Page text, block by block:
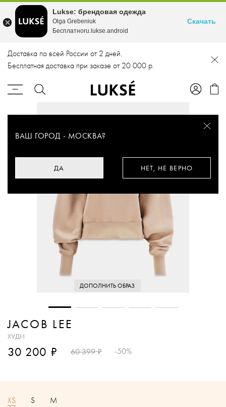
Доставка по всей России от 2 дней.
Бесплатная доставка при заказе от 20 000 р.
ВАШ ГОРОД - МОСКВА?
ДА НЕТ, НЕ ВЕРНО
ДОПОЛНИТЬ ОБРАЗ
JACOB LEE
ХУДИ
30 200 ₽ 60 399₽ -50%
XS S
M
Lukse: брендовая одежда
Olga Grebeniuk
Бесплатноru.lukse.android
Скачать